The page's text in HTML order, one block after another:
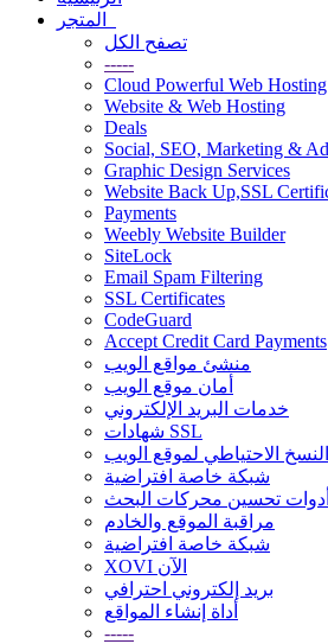
تصفح الكل
-----
Cloud Powerful Web Hosting
Website & Web Hosting
Deals
Social, SEO, Marketing &
Graphic Design Services
Website Back Up,SSL
Payments
Weebly Website Builder
SiteLock
Email Spam Filtering
SSL Certificates
CodeGuard
Accept Credit Card Payments
منشئ مواقع الويب
أمان موقع الويب
خدمات البريد الإلكتروني
شهادات SSL
النسخ الاحتياطي لموقع الويب
شبكة خاصة افتراضية
أدوات تحسين محركات البحث
مراقبة الموقع والخادم
شبكة خاصة افتراضية
XOVI الآن
بريد إلكتروني احترافي
أداة إنشاء المواقع
-----